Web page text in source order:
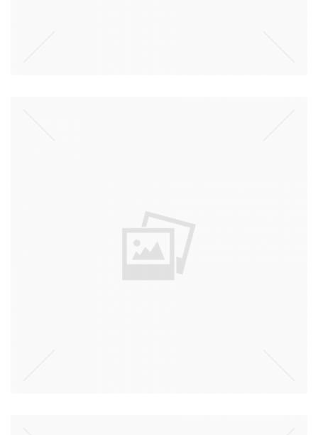
מבצע "מרכבות האלים"
קרא עוד ←